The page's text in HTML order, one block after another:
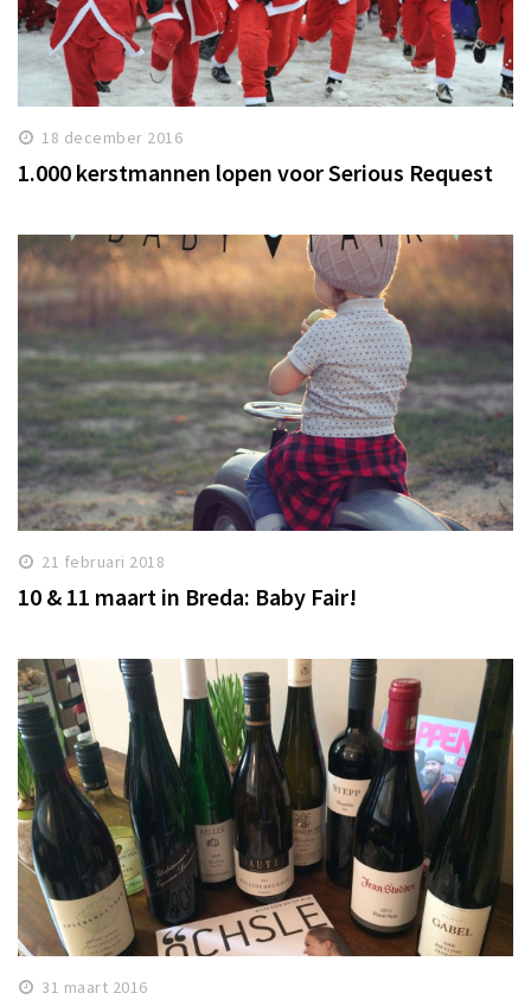
18 december 2016
1.000 kerstmannen lopen voor Serious Request
21 februari 2018
10 & 11 maart in Breda: Baby Fair!
31 maart 2016